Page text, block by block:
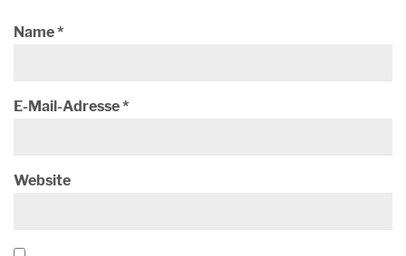
Name*
E-Mail-Adresse*
Website